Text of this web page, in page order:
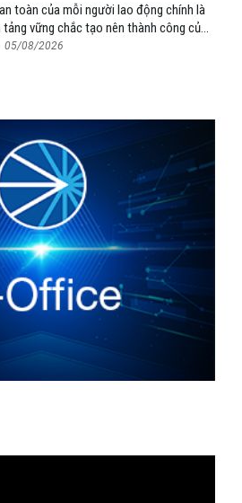
toàn của mỗi người lao động chính là
tảng vững chắc tạo nên thành công của
Đà Nẵng
05/08/2026